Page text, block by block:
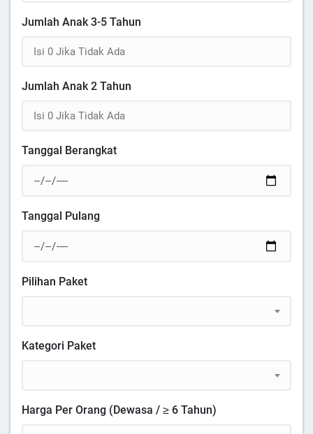
Jumlah Anak 3-5 Tahun
Jumlah Anak 2 Tahun
Tanggal Berangkat
Tanggal Pulang
Pilihan Paket
Kategori Paket
Harga Per Orang (Dewasa / ≥ 6 Tahun)